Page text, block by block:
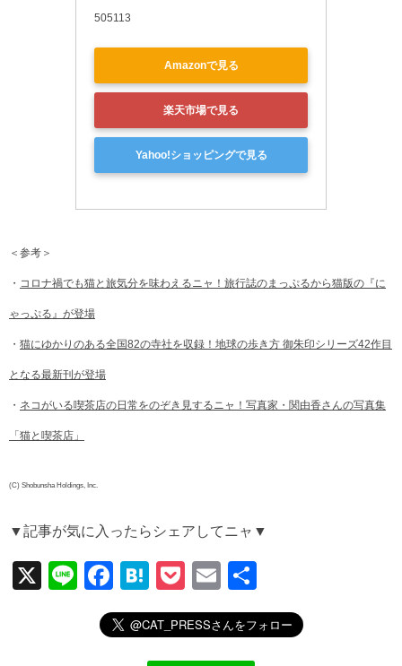
505113
Amazonで見る
楽天市場で見る
Yahoo!ショッピングで見る
＜参考＞
・ コロナ禍でも猫と旅気分を味わえるニャ！旅行誌のまっぷるから猫版の『に
ゃっぷる』が登場
・ 猫にゆかりのある全国82の寺社を収録！地球の歩き方 御朱印シリーズ42作目
となる最新刊が登場
・ ネコがいる喫茶店の日常をのぞき見するニャ！写真家・関由香さんの写真集
「猫と喫茶店」
(C) Shobunsha Holdings, Inc.
▼記事が気に入ったらシェアしてニャ▼
X
Li
F
a
c
H
at
e
P
o
ck
E
m
ail
有